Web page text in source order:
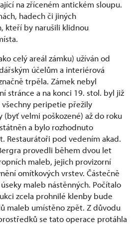
na zříceném antickém sloupu.
hadech či jiných
kteří by narušili klidnou
celý areál zámku) užíván od
účelům a interiérová
trpěla. Zámek nebyl
stránce a na konci 19. stol. byl již
všechny peripetie přežily
(byť velmi poškozené) až do roku
a bylo rozhodnuto
Restaurátoři pod vedením akad.
provedli během dvou let
maleb, jejich provizorní
omítkových vrstev. Částečně
maleb nástěnných. Počítalo
zcela prohnilé klenby bude
maleb umístěno zpět. Z důvodu
se tato operace protáhla